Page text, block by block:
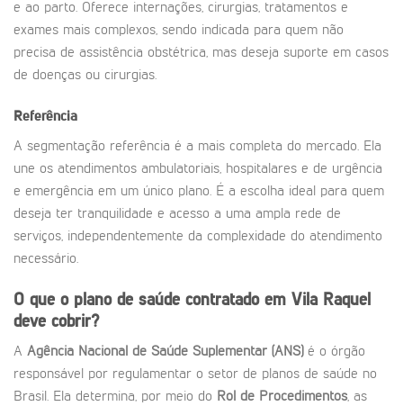
e ao parto. Oferece internações, cirurgias, tratamentos e
exames mais complexos, sendo indicada para quem não
precisa de assistência obstétrica, mas deseja suporte em casos
de doenças ou cirurgias.
Referência
A segmentação referência é a mais completa do mercado. Ela
une os atendimentos ambulatoriais, hospitalares e de urgência
e emergência em um único plano. É a escolha ideal para quem
deseja ter tranquilidade e acesso a uma ampla rede de
serviços, independentemente da complexidade do atendimento
necessário.
O que o plano de saúde contratado em Vila Raquel
deve cobrir?
A Agência Nacional de Saúde Suplementar (ANS)é o órgão
responsável por regulamentar o setor de planos de saúde no
Brasil. Ela determina, por meio do Rol de Procedimentos, as